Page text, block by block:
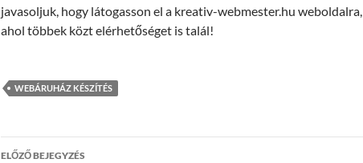
javasoljuk, hogy látogasson el a kreativ-webmester.hu weboldalra,
ahol többek közt elérhetőséget is talál!
WEBÁRUHÁZ KÉSZÍTÉS
Bejegyzések
ELŐZŐ BEJEGYZÉS